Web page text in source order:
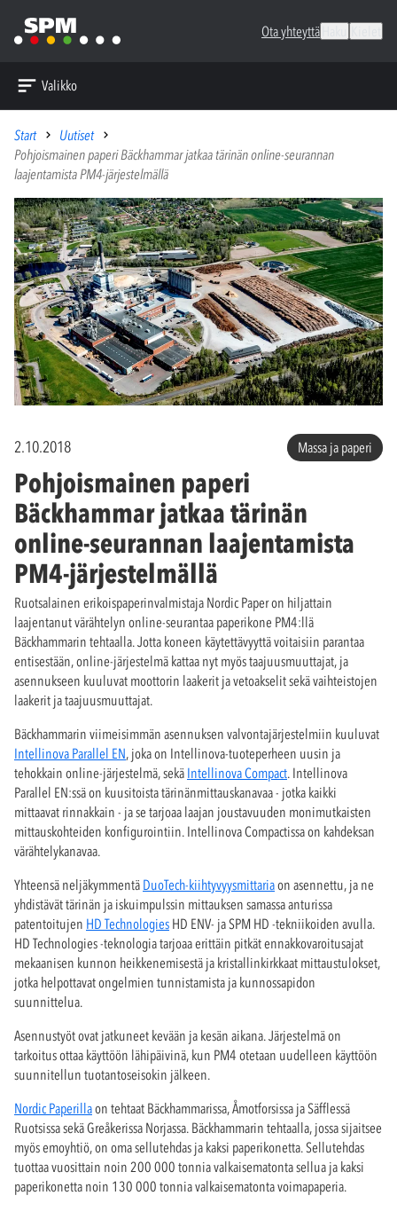
Ota yhteyttä
Valikko
Start
Uutiset
Pohjoismainen paperi Bäckhammar jatkaa tärinän online-seurannan
laajentamista PM4-järjestelmällä
2.10.2018 Massa ja paperi
Pohjoismainen paperi
Bäckhammar jatkaa tärinän
online-seurannan laajentamista
PM4-järjestelmällä
Ruotsalainen erikoispaperinvalmistaja Nordic Paper on hiljattain
laajentanut värähtelyn online-seurantaa paperikone PM4:llä
Bäckhammarin tehtaalla. Jotta koneen käytettävyyttä voitaisiin parantaa
entisestään, online-järjestelmä kattaa nyt myös taajuusmuuttajat, ja
asennukseen kuuluvat moottorin laakerit ja vetoakselit sekä vaihteistojen
laakerit ja taajuusmuuttajat.
Bäckhammarin viimeisimmän asennuksen valvontajärjestelmiin kuuluvat
Intellinova Parallel EN, joka on Intellinova-tuoteperheen uusin ja
tehokkain online-järjestelmä, sekä Intellinova Compact. Intellinova
Parallel EN:ssä on kuusitoista tärinänmittauskanavaa - jotka kaikki
mittaavat rinnakkain - ja se tarjoaa laajan joustavuuden monimutkaisten
mittauskohteiden konfigurointiin. Intellinova Compactissa on kahdeksan
värähtelykanavaa.
Yhteensä neljäkymmentä DuoTech-kiihtyvyysmittariaon asennettu, ja ne
yhdistävät tärinän ja iskuimpulssin mittauksen samassa anturissa
patentoitujen HD Technologies HD ENV- ja SPM HD -tekniikoiden avulla.
HD Technologies -teknologia tarjoaa erittäin pitkät ennakkovaroitusajat
mekaanisen kunnon heikkenemisestä ja kristallinkirkkaat mittaustulokset,
jotka helpottavat ongelmien tunnistamista ja kunnossapidon
suunnittelua.
Asennustyöt ovat jatkuneet kevään ja kesän aikana. Järjestelmä on
tarkoitus ottaa käyttöön lähipäivinä, kun PM4 otetaan uudelleen käyttöön
suunnitellun tuotantoseisokin jälkeen.
Nordic Paperillaon tehtaat Bäckhammarissa, Åmotforsissa ja Säfflessä
Ruotsissa sekä Greåkerissa Norjassa. Bäckhammarin tehtaalla, jossa sijaitsee
myös emoyhtiö, on oma sellutehdas ja kaksi paperikonetta. Sellutehdas
tuottaa vuosittain noin 200 000 tonnia valkaisematonta sellua ja kaksi
paperikonetta noin 130 000 tonnia valkaisematonta voimapaperia.